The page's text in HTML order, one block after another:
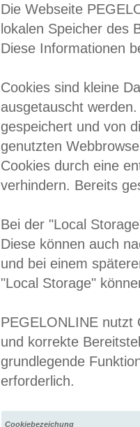
Die Webseite
lokalen Speicher des
Diese Informationen
Cookies sind kleine
ausgetauscht
gespeichert und von
genutzten
Cookies durch eine
verhindern. Bereits
Bei der "Local
Diese können auch
und bei einem
"Local Storage"
PEGELONLINE nutzt
und korrekte
grundlegende
erforderlich.
Cookiebezeichung